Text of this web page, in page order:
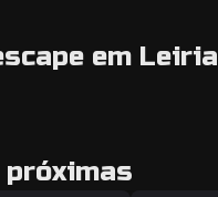
em Leiria
próximas